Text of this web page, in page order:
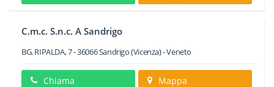
C.m.c. S.n.c. A Sandrigo
BG. RIPALDA, 7-36066Sandrigo(Vicenza) -Veneto
Chiama Mappa